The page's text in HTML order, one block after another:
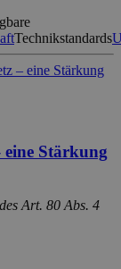
Technikstandards
eine Stärkung
Art. 80 Abs. 4